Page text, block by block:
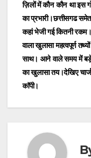
ज़िलों में कौन कौन था इस
का प्रभारी।छत्तीसगढ
कहां भेजी गई कितनी
वाला खुलासा महत्वपूर्ण
साथ। आने वाले समय में बड़े
का खुलासा तय।देखिए
काॅपी।